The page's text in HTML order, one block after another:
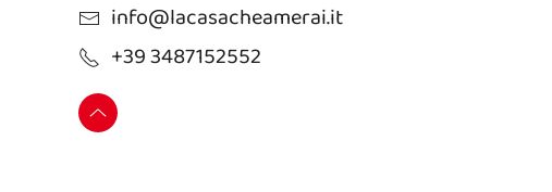
info@lacasacheamerai.it
+39 3487152552